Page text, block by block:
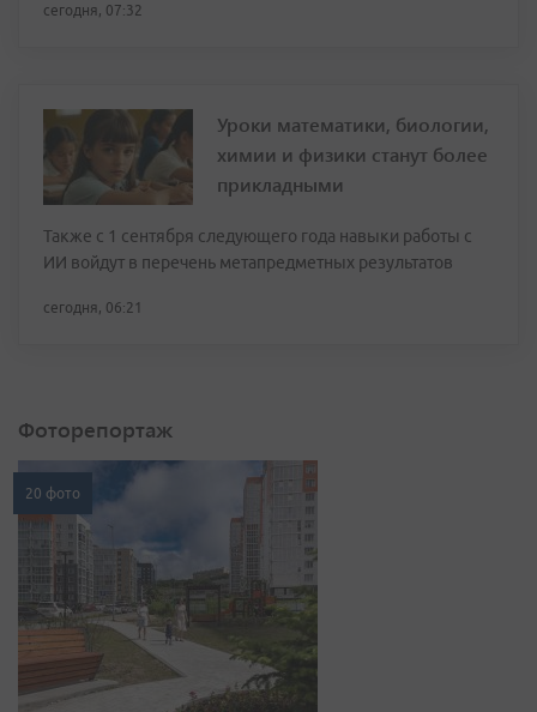
сегодня, 07:32
Уроки математики, биологии,
химии и физики станут более
прикладными
Также с 1 сентября следующего года навыки работы с
ИИ войдут в перечень метапредметных результатов
сегодня, 06:21
Фоторепортаж
20 фото